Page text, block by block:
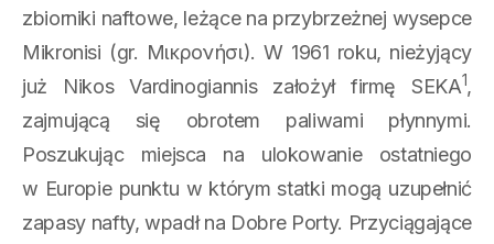
zbiorniki naftowe, leżące na przybrzeżnej wysepce
Mikronisi (gr. Μικρονήσι). W 1961 roku, nieżyjący
już Nikos Vardinogiannis założył firmę SEKA1,
zajmującą się obrotem paliwami płynnymi.
Poszukując miejsca na ulokowanie ostatniego
w Europie punktu w którym statki mogą uzupełnić
zapasy nafty, wpadł na Dobre Porty. Przyciągające